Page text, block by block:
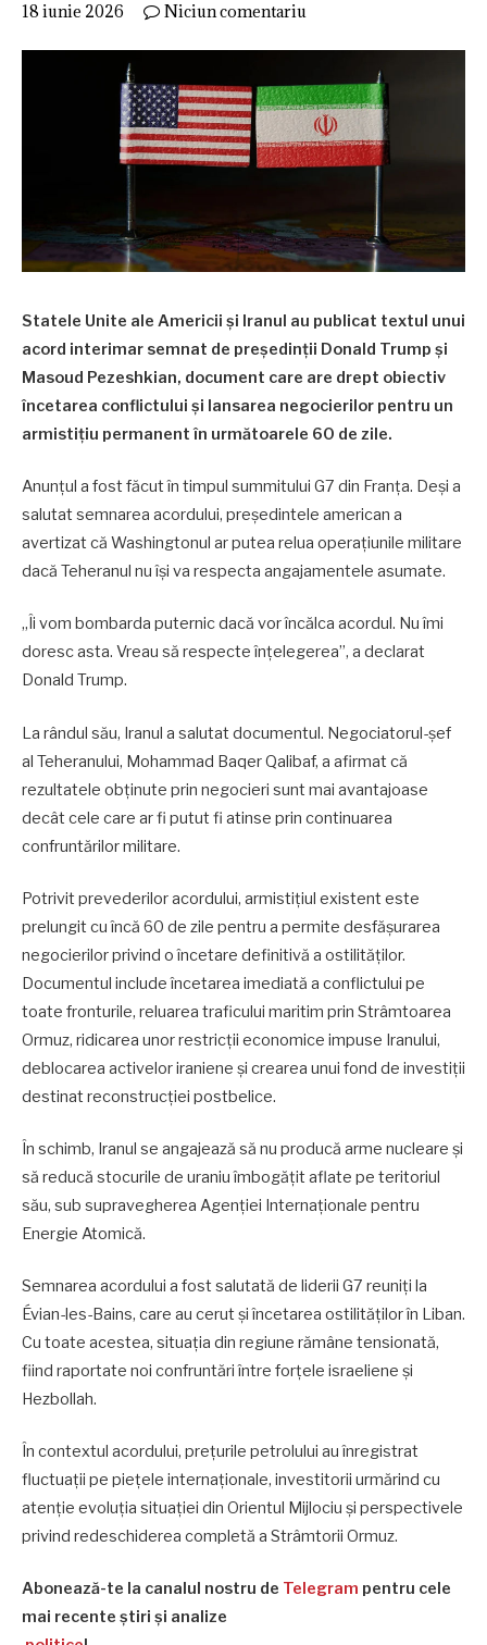
18 iunie 2026 Niciun comentariu
Statele Unite ale Americii și Iranul au publicat textul unui
acord interimar semnat de președinții Donald Trump și
Masoud Pezeshkian, document care are drept obiectiv
încetarea conflictului și lansarea negocierilor pentru un
armistițiu permanent în următoarele 60 de zile.
Anunțul a fost făcut în timpul summitului G7 din Franța. Deși a
salutat semnarea acordului, președintele american a
avertizat că Washingtonul ar putea relua operațiunile militare
dacă Teheranul nu își va respecta angajamentele asumate.
„Îi vom bombarda puternic dacă vor încălca acordul. Nu îmi
doresc asta. Vreau să respecte înțelegerea”, a declarat
Donald Trump.
La rândul său, Iranul a salutat documentul. Negociatorul-șef
al Teheranului, Mohammad Baqer Qalibaf, a afirmat că
rezultatele obținute prin negocieri sunt mai avantajoase
decât cele care ar fi putut fi atinse prin continuarea
confruntărilor militare.
Potrivit prevederilor acordului, armistițiul existent este
prelungit cu încă 60 de zile pentru a permite desfășurarea
negocierilor privind o încetare definitivă a ostilităților.
Documentul include încetarea imediată a conflictului pe
toate fronturile, reluarea traficului maritim prin Strâmtoarea
Ormuz, ridicarea unor restricții economice impuse Iranului,
deblocarea activelor iraniene și crearea unui fond de investiții
destinat reconstrucției postbelice.
În schimb, Iranul se angajează să nu producă arme nucleare și
să reducă stocurile de uraniu îmbogățit aflate pe teritoriul
său, sub supravegherea Agenției Internaționale pentru
Energie Atomică.
Semnarea acordului a fost salutată de liderii G7 reuniți la
Évian-les-Bains, care au cerut și încetarea ostilităților în Liban.
Cu toate acestea, situația din regiune rămâne tensionată,
fiind raportate noi confruntări între forțele israeliene și
Hezbollah.
În contextul acordului, prețurile petrolului au înregistrat
fluctuații pe piețele internaționale, investitorii urmărind cu
atenție evoluția situației din Orientul Mijlociu și perspectivele
privind redeschiderea completă a Strâmtorii Ormuz.
Abonează-te la canalul nostru de Telegram pentru cele
mai recente știri și analize